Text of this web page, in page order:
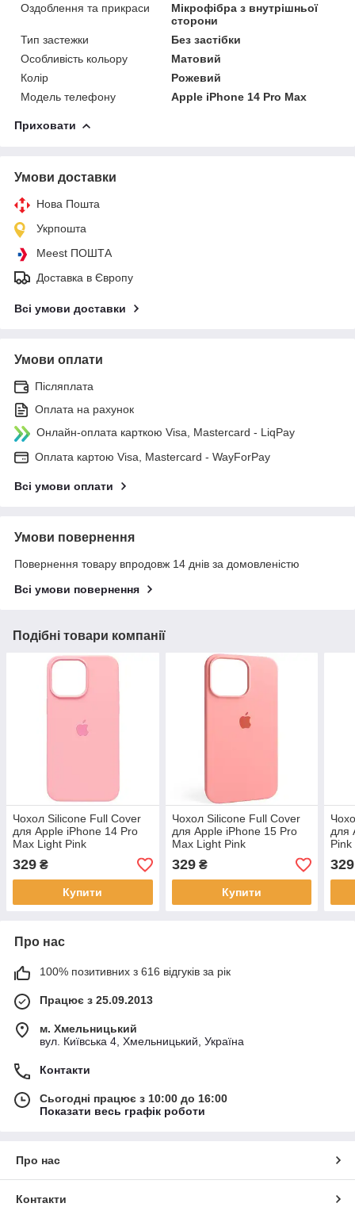
Оздоблення та прикраси
Мікрофібра з внутрішньої
сторони
Тип застежки
Без застібки
Особливість кольору
Матовий
Колір
Рожевий
Модель телефону
Apple iPhone 14 Pro Max
Приховати
Умови доставки
Нова Пошта
Укрпошта
Meest ПОШТА
Доставка в Європу
Всі умови доставки
Умови оплати
Післяплата
Оплата на рахунок
Онлайн-оплата карткою Visa, Mastercard - LiqPay
Оплата картою Visa, Mastercard - WayForPay
Всі умови оплати
Умови повернення
Повернення товару впродовж 14 днів за домовленістю
Всі умови повернення
Подібні товари компанії
Чохол Silicone Full Cover
для Apple iPhone 14 Pro
Max Light Pink
329 ₴
Купити
Чохол Silicone Full Cover
для Apple iPhone 15 Pro
Max Light Pink
329₴
Купити
для
Pink
329
Про нас
100% позитивних з 616 відгуків за рік
Працює з 25.09.2013
м. Хмельницький
вул. Київська 4, Хмельницький, Україна
Контакти
Сьогодні працює з 10:00 до 16:00
Показати весь графік роботи
Про нас
Контакти